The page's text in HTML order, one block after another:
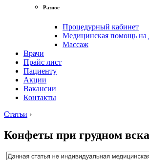
Разное
Процедурный кабинет
Медицинская помощь на
Массаж
Врачи
Прайс лист
Пациенту
Акции
Вакансии
Контакты
Статьи ›
Конфеты при грудном